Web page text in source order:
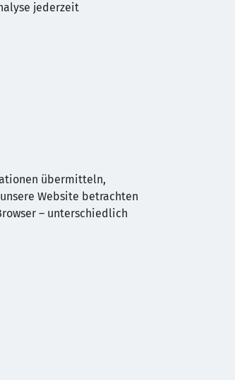
jederzeit
übermitteln,
Website betrachten
– unterschiedlich